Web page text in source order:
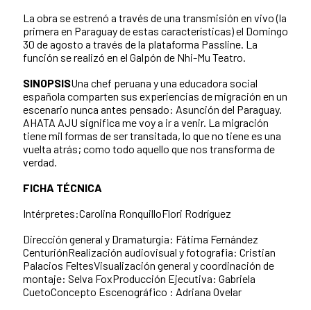
La obra se estrenó a través de una transmisión en vivo (la
primera en Paraguay de estas características) el Domingo
30 de agosto a través de la plataforma Passline. La
función se realizó en el Galpón de Nhi-Mu Teatro.
SINOPSISUna chef peruana y una educadora social
española comparten sus experiencias de migración en un
escenario nunca antes pensado: Asunción del Paraguay.
AHATA AJU significa me voy a ir a venir. La migración
tiene mil formas de ser transitada, lo que no tiene es una
vuelta atrás; como todo aquello que nos transforma de
verdad.
FICHA TÉCNICA
Intérpretes:Carolina RonquilloFlori Rodríguez
Dirección general y Dramaturgia: Fátima Fernández
CenturiónRealización audiovisual y fotografia: Cristian
Palacios FeltesVisualización general y coordinación de
montaje: Selva FoxProducción Ejecutiva: Gabriela
CuetoConcepto Escenográfico : Adriana Ovelar